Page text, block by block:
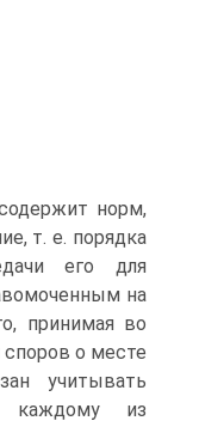
норм,
т. е. порядка
его для
на
принимая во
о месте
учитывать
каждому из